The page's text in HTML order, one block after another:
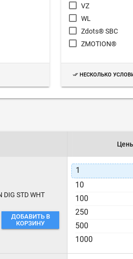
VZ
WL
Zdots® SBC
ZMOTION®
НЕСКОЛЬКО
DIG STD WHT
ДОБАВИТЬ В
КОРЗИНУ
1
10
100
250
500
1000